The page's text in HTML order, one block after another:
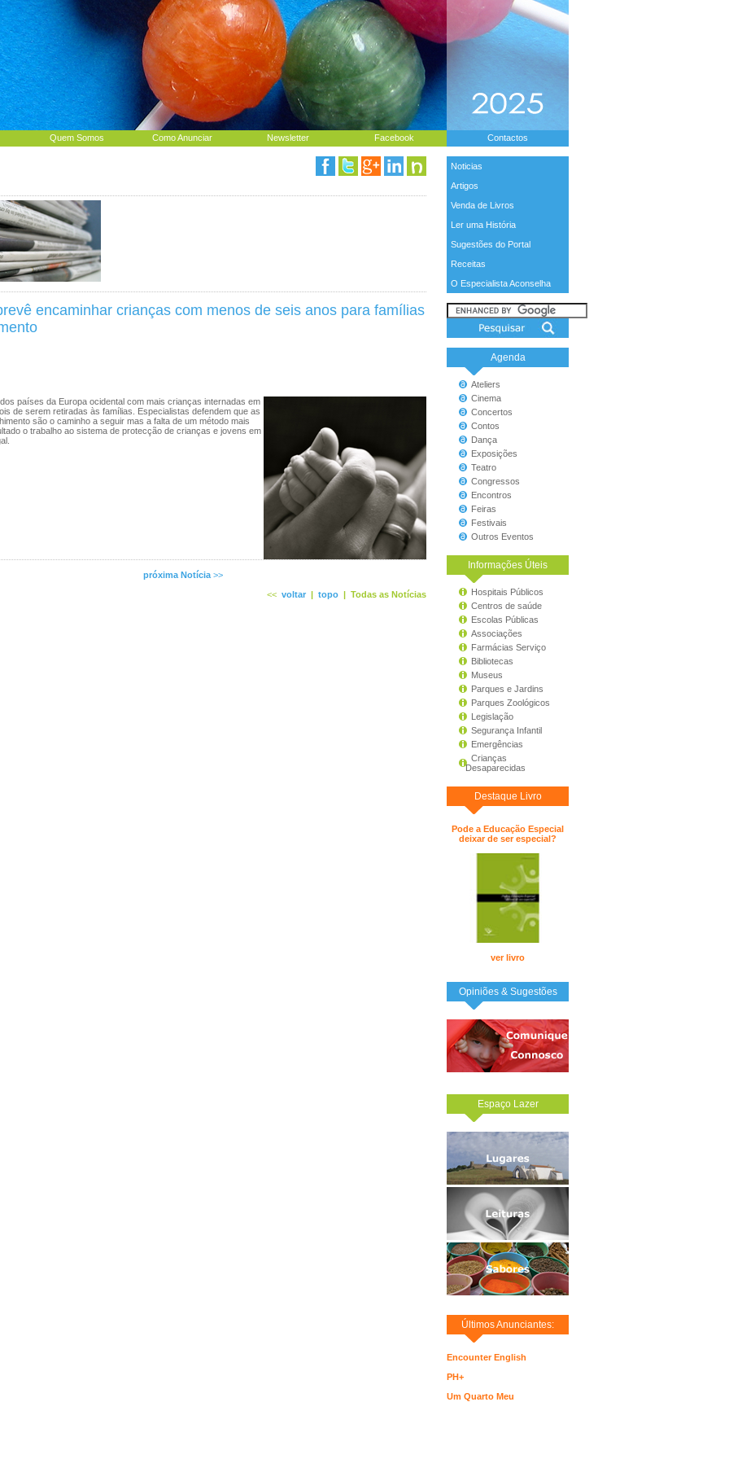
Quem Somos Como Anunciar Newsletter Facebook Contactos
Noticias
Artigos
Venda de Livros
Ler uma História
Sugestões do Portal
Receitas
O Especialista Aconselha
Agenda
Ateliers
Cinema
Concertos
Contos
Dança
Exposições
Teatro
Congressos
Encontros
Feiras
Festivais
Outros Eventos
Informações Úteis
Hospitais Públicos
Centros de saúde
Escolas Públicas
Associações
Farmácias Serviço
Bibliotecas
Museus
Parques e Jardins
Parques Zoológicos
Legislação
Segurança Infantil
Emergências
Crianças
Desaparecidas
Destaque Livro
Pode a Educação Especial
deixar de ser especial?
ver livro
Opiniões & Sugestões
Espaço Lazer
Últimos Anunciantes:
Encounter English
PH+
Um Quarto Meu
encaminhar crianças com menos de seis anos para famílias
países da Europa ocidental com mais crianças internadas em
de serem retiradas às famílias. Especialistas defendem que as
são o caminho a seguir mas a falta de um método mais
o trabalho ao sistema de protecção de crianças e jovens em
próxima Notícia >>
<< voltar | topo | Todas as Notícias